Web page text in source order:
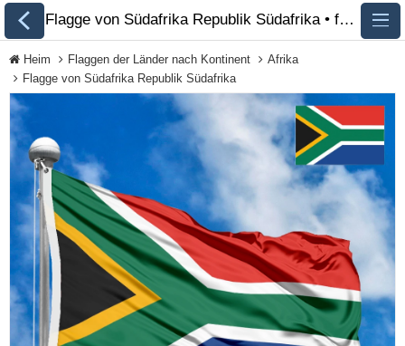
Alle Flaggen
Flaggen der Länder
nach Kontinent
Flaggen von
Organisationen
Flaggen der LGBT-
Flagge von Südafrika Republik Südafrika • foto • beschreibung 🏁 FlagsSite.com
Heim Flaggen der Länder nach Kontinent
Afrika
Flagge von Südafrika Republik Südafrika